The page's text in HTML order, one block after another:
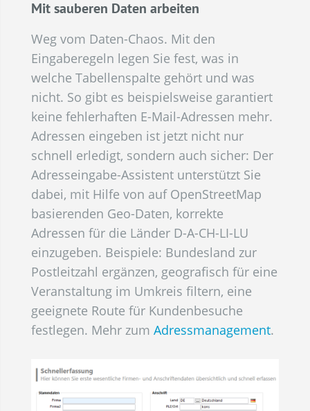
Mit sauberen Daten arbeiten
Weg vom Daten-Chaos. Mit den
Eingaberegeln legen Sie fest, was in
welche Tabellenspalte gehört und was
nicht. So gibt es beispielsweise garantiert
keine fehlerhaften E-Mail-Adressen mehr.
Adressen eingeben ist jetzt nicht nur
schnell erledigt, sondern auch sicher: Der
Adresseingabe-Assistent unterstützt Sie
dabei, mit Hilfe von auf OpenStreetMap
basierenden Geo-Daten, korrekte
Adressen für die Länder D-A-CH-LI-LU
einzugeben. Beispiele: Bundesland zur
Postleitzahl ergänzen, geografisch für eine
Veranstaltung im Umkreis filtern, eine
geeignete Route für Kundenbesuche
festlegen. Mehr zum Adressmanagement.